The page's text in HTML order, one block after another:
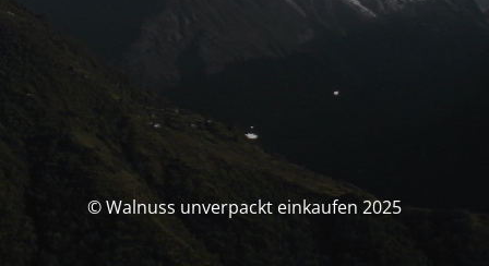
© Walnuss unverpackt einkaufen 2025